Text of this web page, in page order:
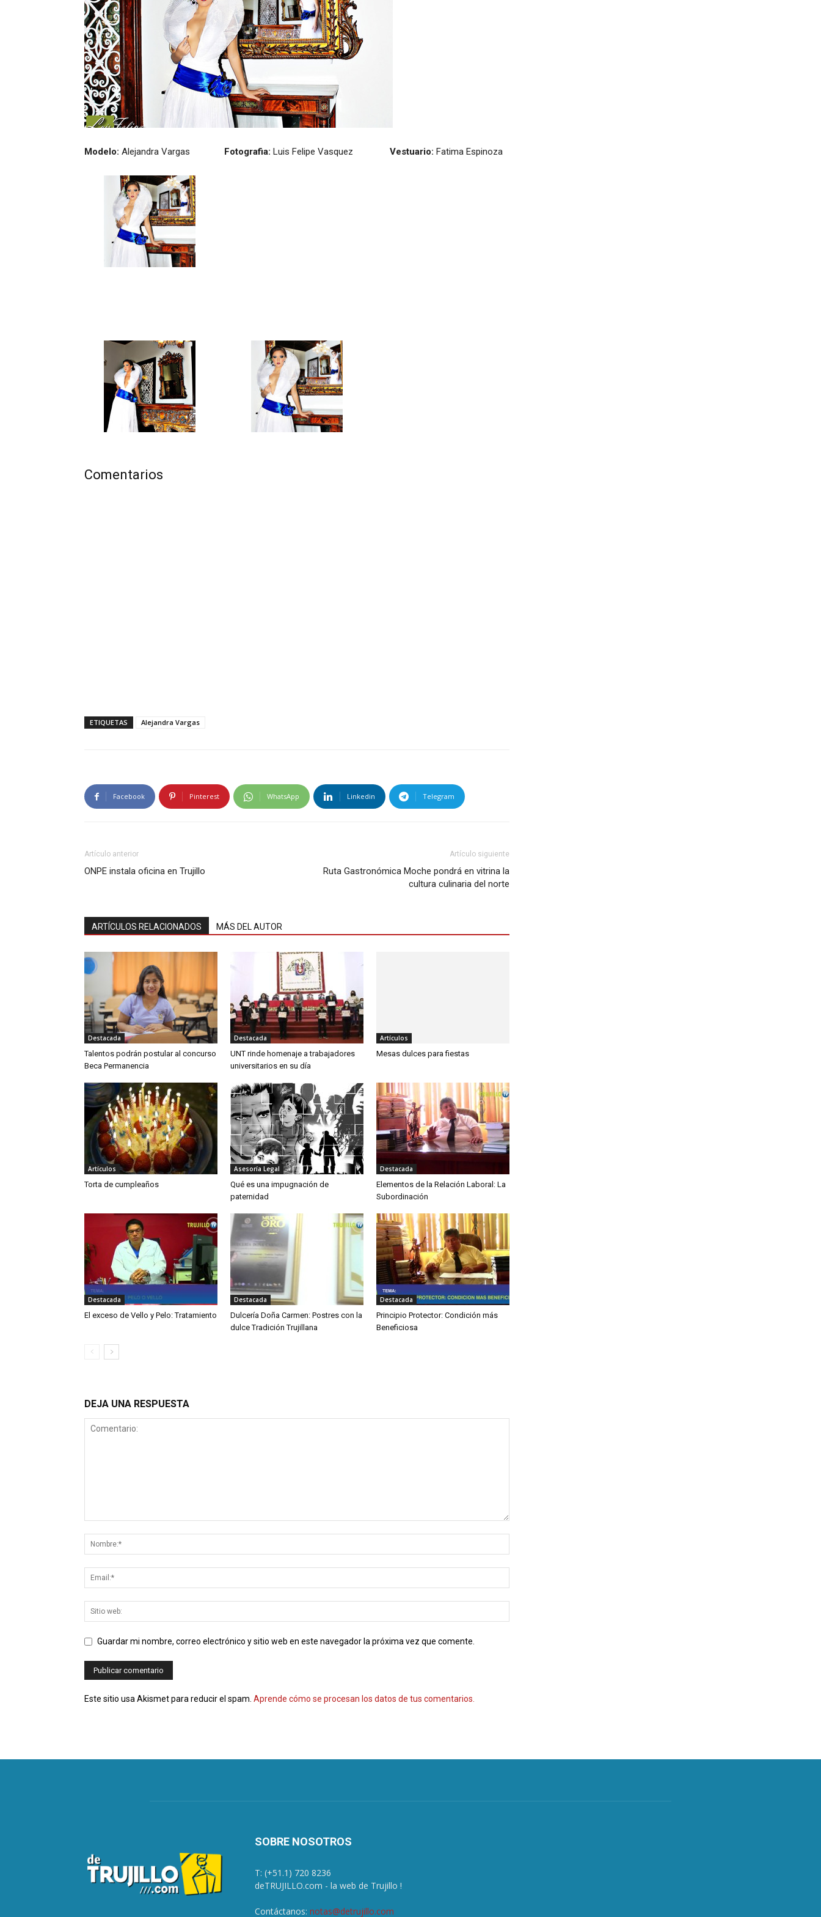
Modelo: Alejandra Vargas Fotografia: Luis Felipe Vasquez Vestuario: Fatima Espinoza
Comentarios
ETIQUETAS Alejandra Vargas
Facebook Pinterest WhatsApp Linkedin Telegram
Artículo anterior
ONPE instala oficina en Trujillo
Artículo siguiente
Ruta Gastronómica Moche pondrá en vitrina la
cultura culinaria del norte
ARTÍCULOS RELACIONADOS MÁS DEL AUTOR
Destacada
Talentos podrán postular al concurso
Beca Permanencia
Destacada
UNT rinde homenaje a trabajadores
universitarios en su día
Artículos
Torta de cumpleaños
Asesoría Legal
Qué es una impugnación de
paternidad
Destacada
Elementos de la Relación Laboral: La
Subordinación
Destacada
El exceso de Vello y Pelo: Tratamiento
Destacada
Dulcería Doña Carmen: Postres con la
dulce Tradición Trujillana
Destacada
Principio Protector: Condición más
Beneficiosa
DEJA UNA RESPUESTA
Guardar mi nombre, correo electrónico y sitio web en este navegador la próxima vez que comente.
Este sitio usa Akismet para reducir el spam. Aprende cómo se procesan los datos de tus comentarios.
SOBRE NOSOTROS
T: (+51.1) 720 8236
deTRUJILLO.com - la web de Trujillo !
Contáctanos: notas@detrujillo.com